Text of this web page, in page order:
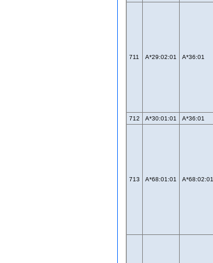
711 A*29:02:01 A*36:01
712 A*30:01:01 A*36:01
713 A*68:01:01 A*68:02:01